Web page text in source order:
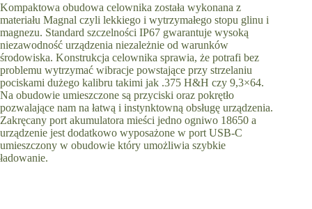
Kompaktowa obudowa celownika została wykonana z
materiału Magnal czyli lekkiego i wytrzymałego stopu glinu i
magnezu. Standard szczelności IP67 gwarantuje wysoką
niezawodność urządzenia niezależnie od warunków
środowiska. Konstrukcja celownika sprawia, że potrafi bez
problemu wytrzymać wibracje powstające przy strzelaniu
pociskami dużego kalibru takimi jak .375 H&H czy 9,3×64.
Na obudowie umieszczone są przyciski oraz pokrętło
pozwalające nam na łatwą i instynktowną obsługę urządzenia.
Zakręcany port akumulatora mieści jedno ogniwo 18650 a
urządzenie jest dodatkowo wyposażone w port USB-C
umieszczony w obudowie który umożliwia szybkie
ładowanie.